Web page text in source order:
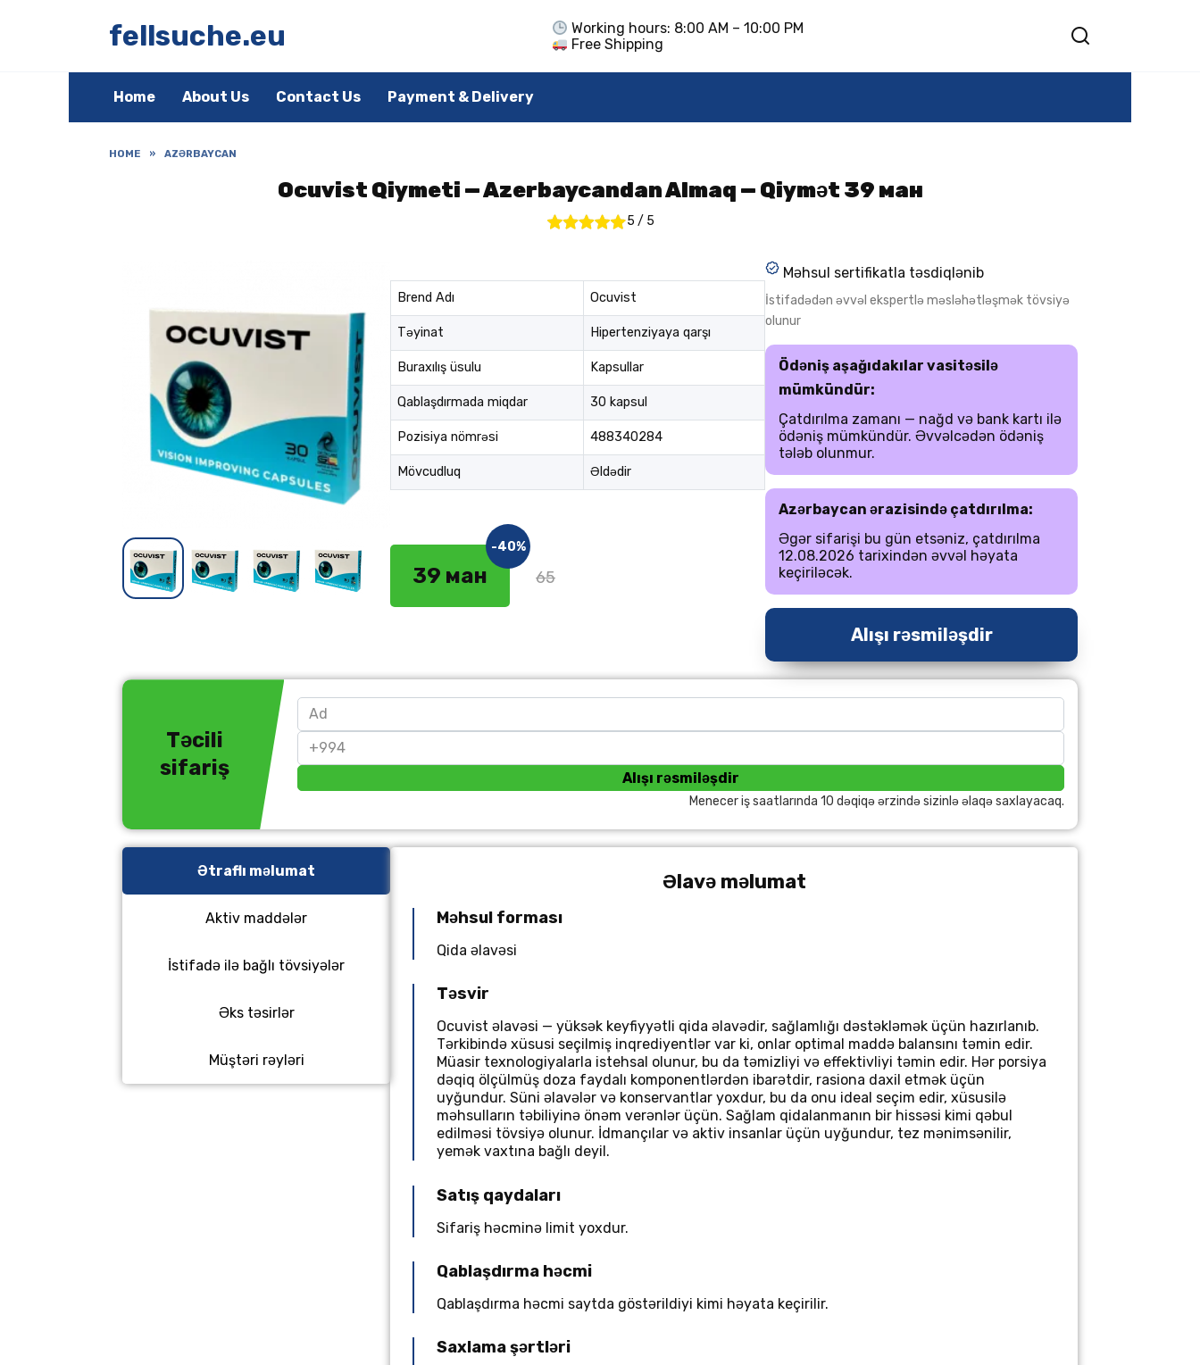
fellsuche.eu
Working hours: 8:00 AM – 10:00 PM
Free Shipping
Home About Us Contact Us Payment & Delivery
HOME » AZƏRBAYCAN
Ocuvist Qiymeti — Azerbaycandan Almaq — Qiymət 39 ман
5 / 5
Brend Adı Ocuvist
Təyinat Hipertenziyaya qarşı
Buraxılış üsulu Kapsullar
Qablaşdırmada miqdar 30 kapsul
Pozisiya nömrəsi 488340284
Mövcudluq Əldədir
39 ман
-40%
65
Məhsul sertifikatla təsdiqlənib
İstifadədən əvvəl ekspertlə məsləhətləşmək tövsiyə
olunur
Ödəniş aşağıdakılar vasitəsilə
mümkündür:
Çatdırılma zamanı — nağd və bank kartı ilə
ödəniş mümkündür. Əvvəlcədən ödəniş
tələb olunmur.
Azərbaycan ərazisində çatdırılma:
Əgər sifarişi bu gün etsəniz, çatdırılma
12.08.2026 tarixindən əvvəl həyata
keçiriləcək.
Alışı rəsmiləşdir
Təcili
sifariş
Alışı rəsmiləşdir
Menecer iş saatlarında 10 dəqiqə ərzində sizinlə əlaqə saxlayacaq.
Ətraflı məlumat
Aktiv maddələr
İstifadə ilə bağlı tövsiyələr
Əks təsirlər
Müştəri rəyləri
Əlavə məlumat
Məhsul forması
Qida əlavəsi
Təsvir
Ocuvist əlavəsi — yüksək keyfiyyətli qida əlavədir, sağlamlığı dəstəkləmək üçün hazırlanıb.
Tərkibində xüsusi seçilmiş inqrediyentlər var ki, onlar optimal maddə balansını təmin edir.
Müasir texnologiyalarla istehsal olunur, bu da təmizliyi və effektivliyi təmin edir. Hər porsiya
dəqiq ölçülmüş doza faydalı komponentlərdən ibarətdir, rasiona daxil etmək üçün
uyğundur. Süni əlavələr və konservantlar yoxdur, bu da onu ideal seçim edir, xüsusilə
məhsulların təbiliyinə önəm verənlər üçün. Sağlam qidalanmanın bir hissəsi kimi qəbul
edilməsi tövsiyə olunur. İdmançılar və aktiv insanlar üçün uyğundur, tez mənimsənilir,
yemək vaxtına bağlı deyil.
Satış qaydaları
Sifariş həcminə limit yoxdur.
Qablaşdırma həcmi
Qablaşdırma həcmi saytda göstərildiyi kimi həyata keçirilir.
Saxlama şərtləri